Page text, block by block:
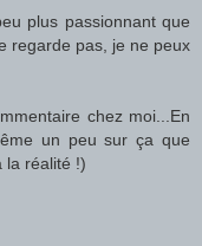
plus passionnant que
regarde pas, je ne peux
chez moi...En
un peu sur ça que
la réalité !)